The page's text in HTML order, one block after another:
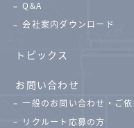
Q&A
会社案内ダウンロード
トピックス
お問い合わせ
一般のお問い合わせ・ご
リクルート応募の方